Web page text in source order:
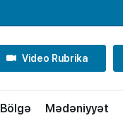
Video Rubrika
Bölgə Mədəniyyət